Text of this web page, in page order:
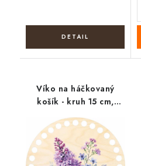
Víko na háčkovaný
košík - kruh 15 cm,